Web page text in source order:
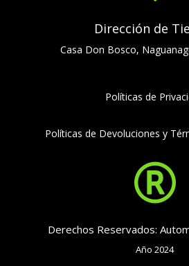
Dirección de
Casa Don Bosco,
Políticas de
Políticas de Devoluciones y

Derechos Reservados:
Año 2024